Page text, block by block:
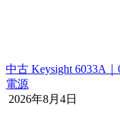
中古 Keysight 6033A
電源
2026年8月4日